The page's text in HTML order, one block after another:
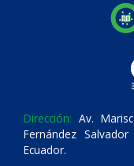
Dirección: Av.
Fernández
Ecuador.